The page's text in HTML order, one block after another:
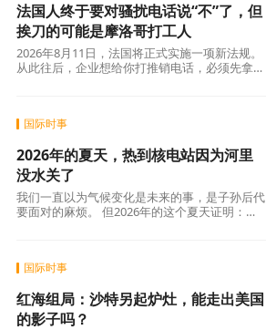
法国人终于要对骚扰电话说“不”了，但
挨刀的可能是摩洛哥打工人
2026年8月11日，法国将正式实施一项新法规。
从此往后，企业想给你打推销电话，必须先拿到
UFC-Que Choisir的调查更扎心：97%的法国人
天都会在手机上接到此类电话。可以说，全法国
几乎找不到一个没被骚扰电话烦过的人。
国际时事
2026年的夏天，热到核电站因为河里
没水关了
我们一直以为气候变化是未来的事，是子孙后代
要面对的麻烦。 但2026年的这个夏天证明：未
待了。
国际时事
红海组局：沙特另起炉灶，能走出美国
的影子吗？